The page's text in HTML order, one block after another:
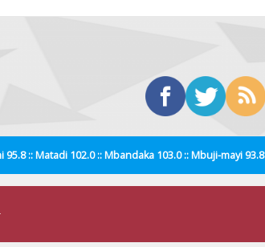
:: Matadi 102.0 :: Mbandaka 103.0 :: Mbuji-mayi 93.8